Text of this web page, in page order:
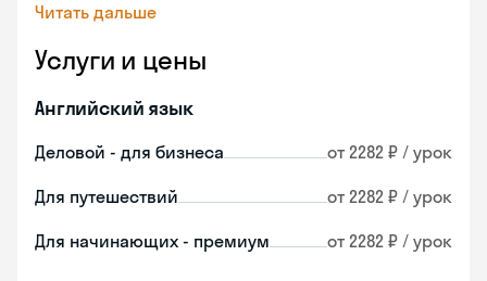
Читать дальше
Услуги и цены
Английский язык
Деловой - для бизнеса от 2282 ₽ / урок
Для путешествий от 2282 ₽ / урок
Для начинающих - премиум от 2282 ₽ / урок